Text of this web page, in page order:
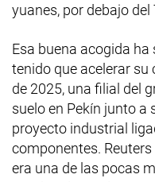
yuanes, por debajo
Esa buena acogida
tenido que acelerar
de 2025, una filial del
suelo en Pekín junto a
proyecto industrial
componentes.
era una de las pocas